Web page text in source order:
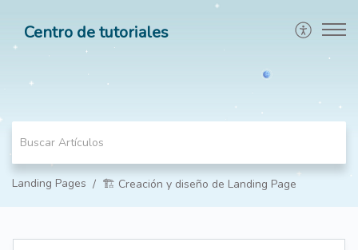
Centro de tutoriales
Landing Pages 🏗️ Creación y diseño de Landing Page